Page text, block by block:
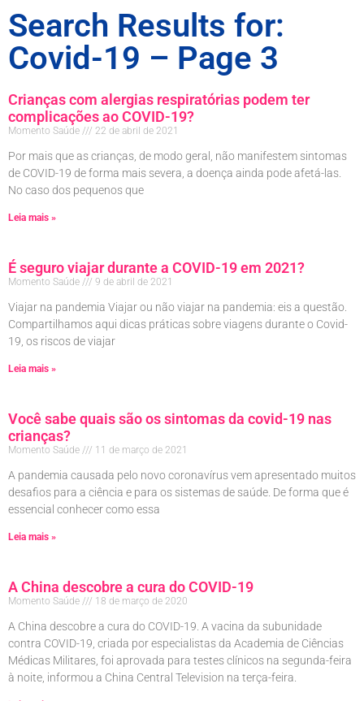
Search Results for:
Covid-19 – Page 3
Crianças com alergias respiratórias podem ter
complicações ao COVID-19?
Momento Saúde 22 de abril de 2021
Por mais que as crianças, de modo geral, não manifestem sintomas
de COVID-19 de forma mais severa, a doença ainda pode afetá-las.
No caso dos pequenos que
Leia mais »
É seguro viajar durante a COVID-19 em 2021?
Momento Saúde 9 de abril de 2021
Viajar na pandemia Viajar ou não viajar na pandemia: eis a questão.
Compartilhamos aqui dicas práticas sobre viagens durante o Covid-
19, os riscos de viajar
Leia mais »
Você sabe quais são os sintomas da covid-19 nas
crianças?
Momento Saúde 11 de março de 2021
A pandemia causada pelo novo coronavírus vem apresentado muitos
desafios para a ciência e para os sistemas de saúde. De forma que é
essencial conhecer como essa
Leia mais »
A China descobre a cura do COVID-19
Momento Saúde 18 de março de 2020
A China descobre a cura do COVID-19. A vacina da subunidade
contra COVID-19, criada por especialistas da Academia de Ciências
Médicas Militares, foi aprovada para testes clínicos na segunda-feira
à noite, informou a China Central Television na terça-feira.